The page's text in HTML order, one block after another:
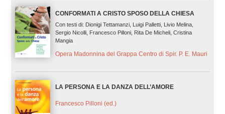
CONFORMATI A CRISTO SPOSO DELLA CHIESA
Con testi di: Dionigi Tettamanzi, Luigi Palletti, Livio Melina,
Sergio Nicolli, Francesco Pilloni, Rita De Micheli, Cristina
Mangia
Opera Madonnina del Grappa Centro di Spir. P. E. Mauri
LA PERSONA E LA DANZA DELL’AMORE
Francesco Pilloni (ed.)